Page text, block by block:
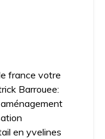
france votre
Barrouee:
en yvelines